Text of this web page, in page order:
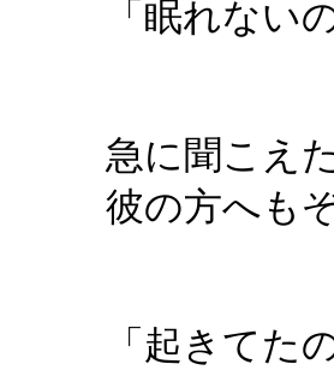
「眠れない
急に聞こえ
彼の方へも
「起きてた